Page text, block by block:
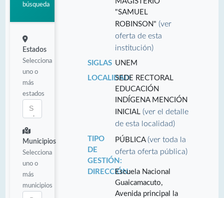
búsqueda
Estados
Selecciona
uno o
más
estados
Municipios
Selecciona
uno o
más
municipios
"SAMUEL
ROBINSON"(ver
oferta de esta
institución)
SIGLAS UNEM
LOCALIDAD:SEDE RECTORAL
EDUCACIÓN
INDÍGENA MENCIÓN
INICIAL(ver el detalle
de esta localidad)
TIPO
DE
GESTIÓN:
PÚBLICA(ver toda la
oferta oferta pública)
DIRECCIÓN:Escuela Nacional
Guaicamacuto,
Avenida principal la